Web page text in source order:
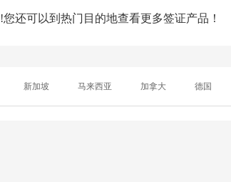
还可以到热门目的地查看更多签证产品！
新加坡 马来西亚 加拿大 德国